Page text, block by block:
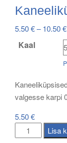
5.50€– 10.50€
Kaal
valgesse karpi
5.50€
Kaneeliküpsis
kogus
Lisa